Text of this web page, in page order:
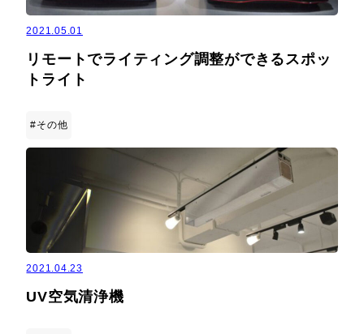
2021.05.01
リモートでライティング調整ができるスポッ
トライト
#その他
2021.04.23
UV空気清浄機